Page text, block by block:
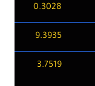
0.3028
9.3935
3.7519